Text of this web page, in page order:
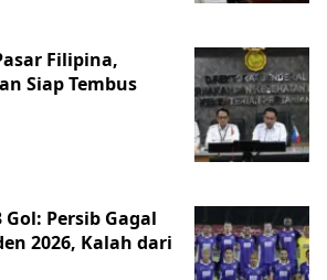
Filipina,
Siap Tembus
Persib Gagal
2026, Kalah dari